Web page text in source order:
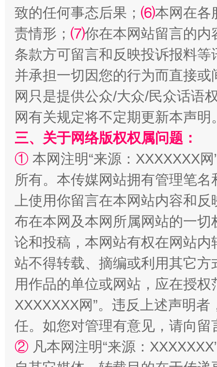
国家大学科技园优化重塑工作
扯下公款旅游的“隐身衣” 如何以
“蜀中异人”王建安的艺术幻境
致的任何事态后果； ⑹本网在各
责情形； ⑺你在本网站留言的内
条款方可留言和反映投诉报料
并承担一切因您的行为而直接
网只是提供公众/大众/民众话语
网有关规定将不定期更新本声明
三、关于网络版权权属问题：
① 本网注明“来源：XXXXXXX
所有。本传媒网站拥有管理笔
上使用你留言在本网站内容和
布在本网及本网所属网站的一
论和投稿，本网站有权在网站
站不得转载、摘编或利用其它
用作品的单位或网站，应在授
XXXXXXX网”。违反上述声明
任。如您对管理有意见，请向
② 凡本网注明“来源：